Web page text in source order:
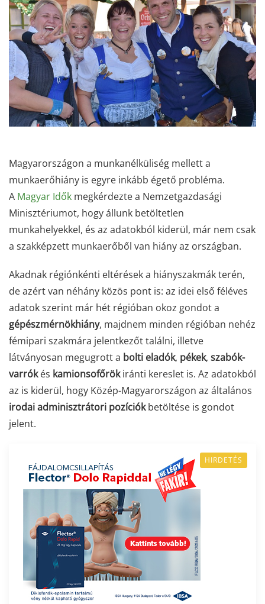
Magyarországon a munkanélküliség mellett a
munkaerőhiány is egyre inkább égető probléma.
A Magyar Idők megkérdezte a Nemzetgazdasági
Minisztériumot, hogy állunk betöltetlen
munkahelyekkel, és az adatokból kiderül, már nem csak
a szakképzett munkaerőből van hiány az országban.
Akadnak régiónkénti eltérések a hiányszakmák terén,
de azért van néhány közös pont is: az idei első féléves
adatok szerint már hét régióban okoz gondot a
gépészmérnökhiány, majdnem minden régióban nehéz
fémipari szakmára jelentkezőt találni, illetve
látványosan megugrott a bolti eladók, pékek, szabók-
varrókés kamionsofőrökiránti kereslet is. Az adatokból
az is kiderül, hogy Közép-Magyarországon az általános
irodai adminisztrátori pozíciókbetöltése is gondot
jelent.
HIRDETÉS